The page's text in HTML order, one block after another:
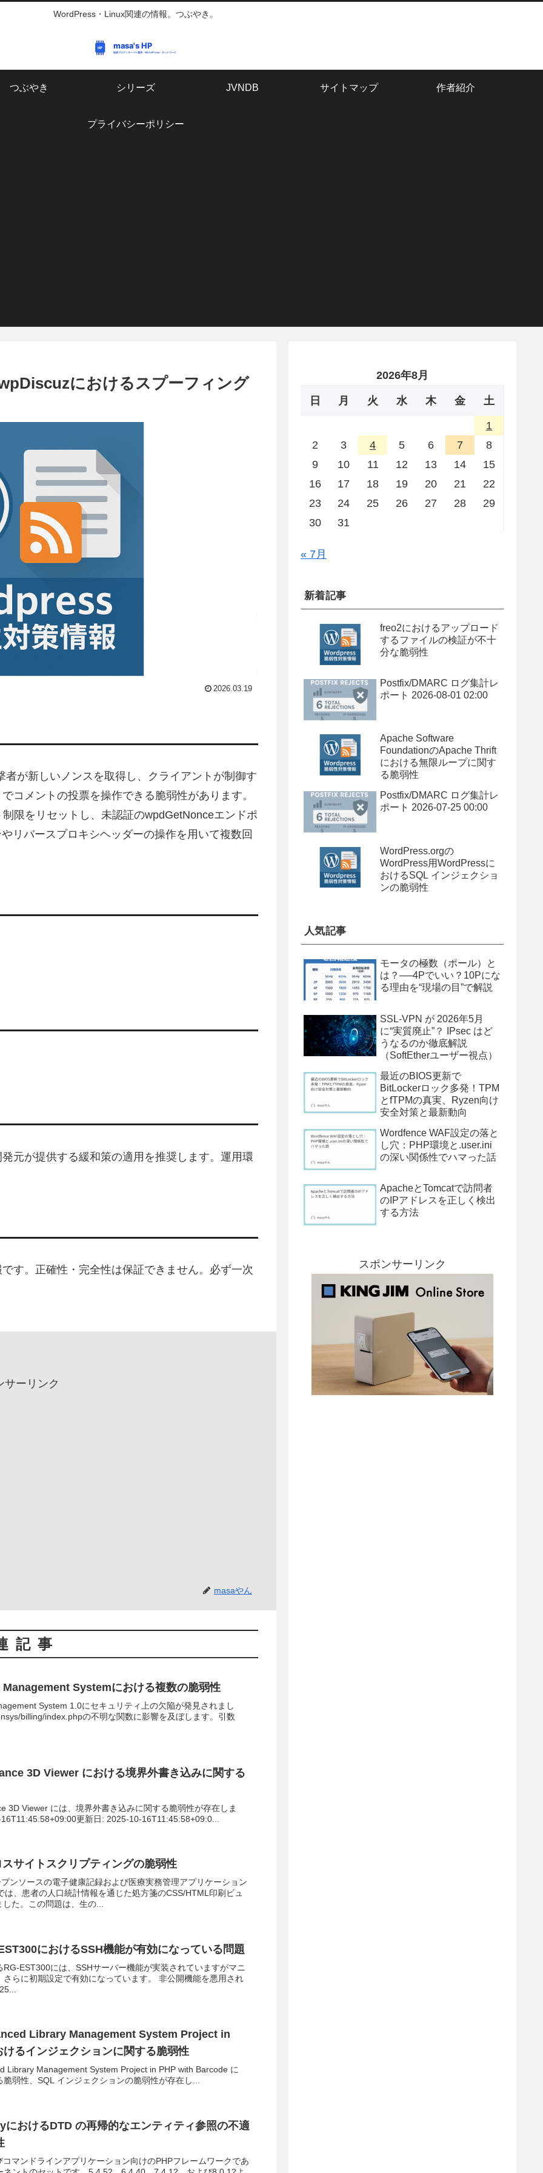
WordPress・Linux関連の情報。つぶやき。
つぶやき シリーズ JVNDB サイトマップ 作者紹介
プライバシーポリシー
におけるスプーフィング
2026.03.19
が新しいノンスを取得し、クライアントが制御す
コメントの投票を操作できる脆弱性があります。
限をリセットし、未認証のwpdGetNonceエンドポ
リバースプロキシヘッダーの操作を用いて複数回
元が提供する緩和策の適用を推奨します。運用環
す。正確性・完全性は保証できません。必ず一次
サーリンク
masaやん
記事
Systemにおける複数の脆弱性
System 1.0にセキュリティ上の欠陥が発見されまし
billing/index.phpの不明な関数に影響を及ぼします。引数
3D Viewer における境界外書き込みに関する
3D Viewer には、境界外書き込みに関する脆弱性が存在しま
更新日: 2025-10-16T11:45:58+09:0...
サイトスクリプティングの脆弱性
ンソースの電子健康記録および医療実務管理アプリケーション
、患者の人口統計情報を通じた処方箋のCSS/HTML印刷ビュ
た。この問題は、生の...
におけるSSH機能が有効になっている問題
EST300には、SSHサーバー機能が実装されていますがマニ
らに初期設定で有効になっています。 非公開機能を悪用され
Library Management System Project in
るインジェクションに関する脆弱性
Library Management System Project in PHP with Barcode に
弱性、SQL インジェクションの脆弱性が存在し...
おけるDTD の再帰的なエンティティ参照の不適
マンドラインアプリケーション向けのPHPフレームワークであ
2026年8月
日 月 火 水 木 金 土
1
2
3 4 5 6 7
8
9
10 11 12 13 14
15
16
17 18 19 20 21
22
23
24 25 26 27 28
29
30
31
« 7月
新着記事
freo2におけるアップロード
するファイルの検証が不十
分な脆弱性
Postfix/DMARC ログ集計レ
ポート 2026-08-01 02:00
Apache Software
FoundationのApache Thrift
における無限ループに関す
る脆弱性
Postfix/DMARC ログ集計レ
ポート 2026-07-25 00:00
WordPress.orgの
WordPress用WordPressに
おけるSQL インジェクショ
ンの脆弱性
人気記事
モータの極数（ポール）と
は？──4Pでいい？10Pにな
る理由を“現場の目”で解説
SSL-VPN が 2026年5月
に“実質廃止”？ IPsec はど
うなるのか徹底解説
（SoftEtherユーザー視点）
最近のBIOS更新で
BitLockerロック多発！TPM
とfTPMの真実、Ryzen向け
安全対策と最新動向
Wordfence WAF設定の落と
し穴：PHP環境と.user.ini
の深い関係性でハマった話
ApacheとTomcatで訪問者
のIPアドレスを正しく検出
する方法
スポンサーリンク